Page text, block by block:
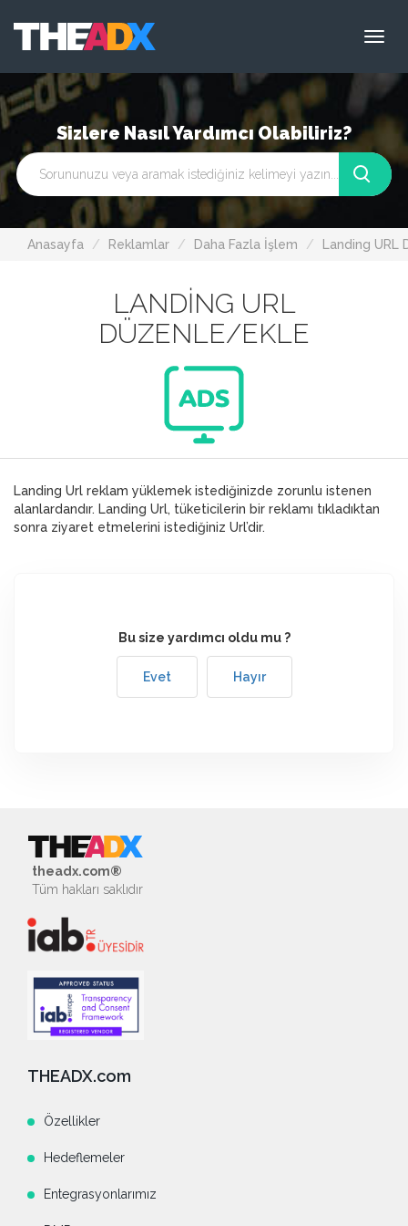
Sizlere Nasıl Yardımcı Olabiliriz?
Anasayfa Reklamlar Daha Fazla İşlem Landing
LANDING URL
DÜZENLE/EKLE
Landing Url reklam yüklemek istediğinizde zorunlu istenen
alanlardandır. Landing Url, tüketicilerin bir reklamı tıkladıktan
sonra ziyaret etmelerini istediğiniz Url’dir.
Bu size yardımcı oldu mu ?
Evet Hayır
theadx.com®
Tüm hakları saklıdır
THEADX.com
Özellikler
Hedeflemeler
Entegrasyonlarımız